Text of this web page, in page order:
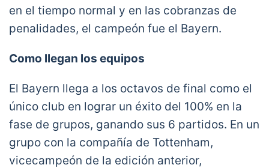
en el tiempo normal y en las cobranzas de
penalidades, el campeón fue el Bayern.
Como llegan los equipos
El Bayern llega a los octavos de final como el
único club en lograr un éxito del 100% en la
fase de grupos, ganando sus 6 partidos. En un
grupo con la compañía de Tottenham,
vicecampeón de la edición anterior,